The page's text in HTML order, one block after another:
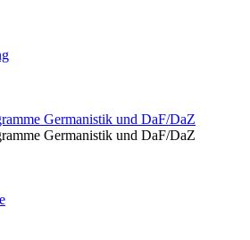
Germanistik und DaF/DaZ
Germanistik und DaF/DaZ